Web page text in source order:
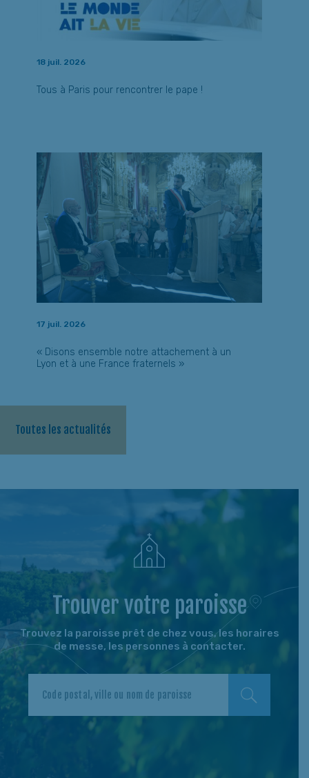
Tous à Paris pour rencontrer le pape !
18 juil. 2026
« Disons ensemble notre attachement à un
Lyon et à une France fraternels »
17 juil. 2026
Toutes les actualités
Trouver votre paroisse
Trouvez la paroisse prêt de chez vous, les horaires
de messe, les personnes à contacter.